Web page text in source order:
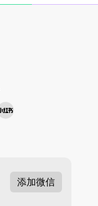
添加微信